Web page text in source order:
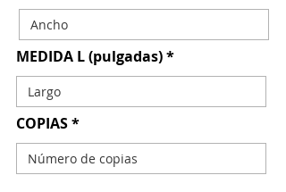
MEDIDA L (pulgadas)
COPIAS